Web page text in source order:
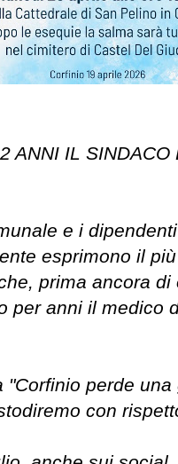
ANNI IL
e i
esprimono il
prima ancora di
per anni il medico
"Corfinio perde
con